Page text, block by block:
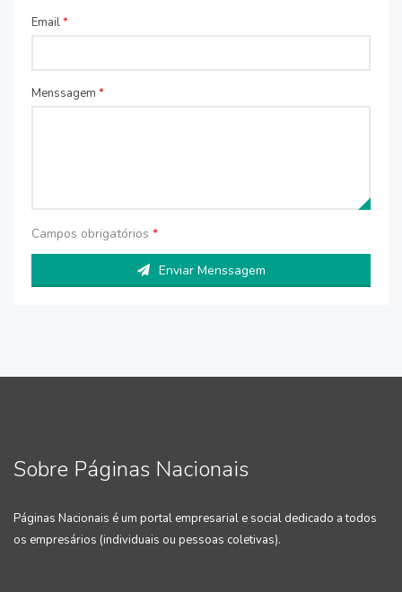
Email*
Menssagem *
Campos obrigatórios *
Enviar Menssagem
Sobre Páginas Nacionais
Páginas Nacionais é um portal empresarial e social dedicado a todos
os empresários (individuais ou pessoas coletivas).